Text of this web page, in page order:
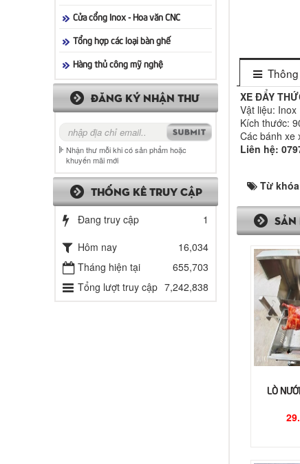
XE ĐẨY
Vật liệu:
Kích thước:
Các bánh xe
Liên hệ:
Từ
SẢN
LÒ
Cửa cổng Inox - Hoa văn CNC
Tổng hợp các loại bàn ghế
Hàng thủ công mỹ nghệ
ĐĂNG KÝ NHẬN THƯ
Nhận thư mỗi khi có sản phẩm hoặc
khuyến mãi mới
THỐNG KÊ TRUY CẬP
Đang truy cập
1
Hôm nay
16,034
Tháng hiện tại
655,703
Tổng lượt truy cập 7,242,838